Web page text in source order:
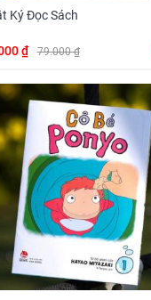
Ký Đọc Sách
₫ 79.000 ₫